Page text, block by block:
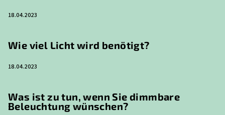
18.04.2023
Wie viel Licht wird benötigt?
18.04.2023
Was ist zu tun, wenn Sie dimmbare
Beleuchtung wünschen?